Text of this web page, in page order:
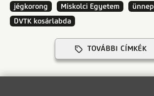
jégkorong
Miskolci Egyetem
ünnep
DVTK kosárlabda
TOVÁBBI CÍMKÉK